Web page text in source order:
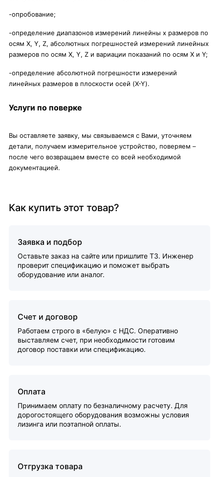
-опробование;
-определение диапазонов измерений линейны х размеров по
осям X, Y, Z, абсолютных погрешностей измерений линейных
размеров по осям X, Y, Z и вариации показаний по осям X и Y;
-определение абсолютной погрешности измерений
линейных размеров в плоскости осей (X-Y).
Услуги по поверке
Вы оставляете заявку, мы связываемся с Вами, уточняем
детали, получаем измерительное устройство, поверяем –
после чего возвращаем вместе со всей необходимой
документацией.
Как купить этот товар?
Заявка и подбор
Оставьте заказ на сайте или пришлите ТЗ. Инженер
проверит спецификацию и поможет выбрать
оборудование или аналог.
Счет и договор
Работаем строго в «белую» с НДС. Оперативно
выставляем счет, при необходимости готовим
договор поставки или спецификацию.
Оплата
Принимаем оплату по безналичному расчету. Для
дорогостоящего оборудования возможны условия
лизинга или поэтапной оплаты.
Отгрузка товара